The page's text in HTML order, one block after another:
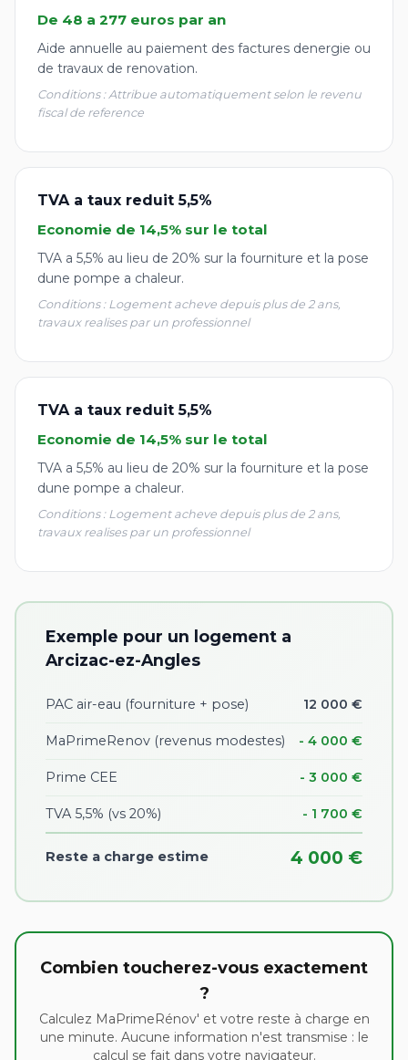
De 48 a 277 euros par an
Aide annuelle au paiement des factures denergie ou
de travaux de renovation.
Conditions : Attribue automatiquement selon le revenu
fiscal de reference
TVA a taux reduit 5,5%
Economie de 14,5% sur le total
TVA a 5,5% au lieu de 20% sur la fourniture et la pose
dune pompe a chaleur.
Conditions : Logement acheve depuis plus de 2 ans,
travaux realises par un professionnel
TVA a taux reduit 5,5%
Economie de 14,5% sur le total
TVA a 5,5% au lieu de 20% sur la fourniture et la pose
dune pompe a chaleur.
Conditions : Logement acheve depuis plus de 2 ans,
travaux realises par un professionnel
Exemple pour un logement a
Arcizac-ez-Angles
PAC air-eau (fourniture + pose) 12 000 €
MaPrimeRenov (revenus modestes) - 4 000 €
Prime CEE - 3 000 €
TVA 5,5% (vs 20%) - 1 700 €
Reste a charge estime 4 000 €
Combien toucherez-vous exactement
?
Calculez MaPrimeRénov' et votre reste à charge en
une minute. Aucune information n'est transmise : le
calcul se fait dans votre navigateur.